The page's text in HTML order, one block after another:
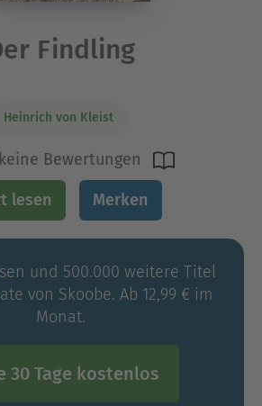
Findling
Heinrich von Kleist
Bewertungen
lesen Merken
und 500.000 weitere Titel
von Skoobe. Ab 12,99 € im
Monat.
30 Tage kostenlos